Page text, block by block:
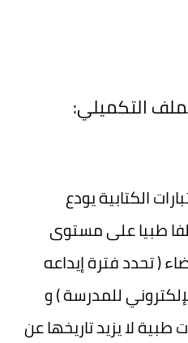
الكتابية يودع
طبيا على مستوى
( تحدد فترة إيداعه
للمدرسة ) و
لا يزيد تاريخها عن